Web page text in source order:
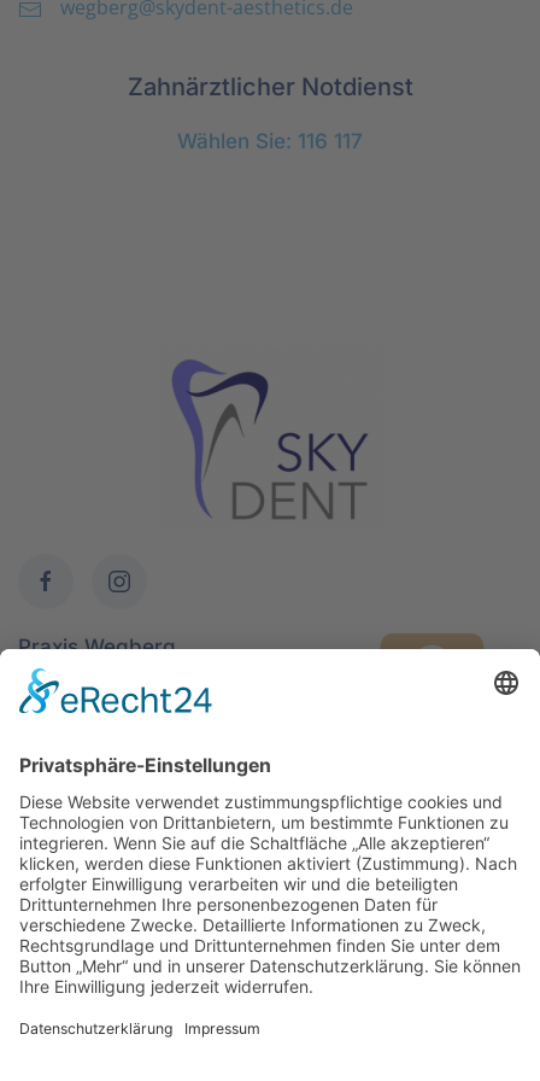
wegberg@skydent-aesthetics.de
Zahnärztlicher Notdienst
Wählen Sie: 116 117
Praxis Wegberg
Beecker Str. 56- 62
02434 - 7939
Praxis Sprechzeiten
Mo, Di, Do
8 - 12 Uhr &
14:30 - 17 Uhr